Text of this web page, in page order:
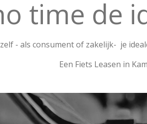
time de
- als consument of zakelijk- je
Een Fiets Leasen in